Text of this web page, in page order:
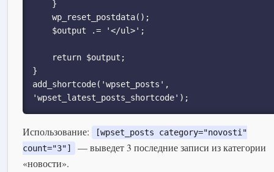
}
add_shortcode('wpset_posts',
'wpset_latest_posts_shortcode');
Использование:
[wpset_posts category="novosti"
count="3"]
— выведет 3 последние записи из категории
«новости».